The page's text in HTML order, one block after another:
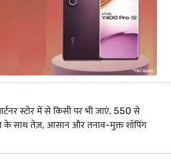
स्टोर में से किसी पर भी जाएं. 550 से
के साथ तेज़, आसान और तनाव-मुक्त शॉपिंग